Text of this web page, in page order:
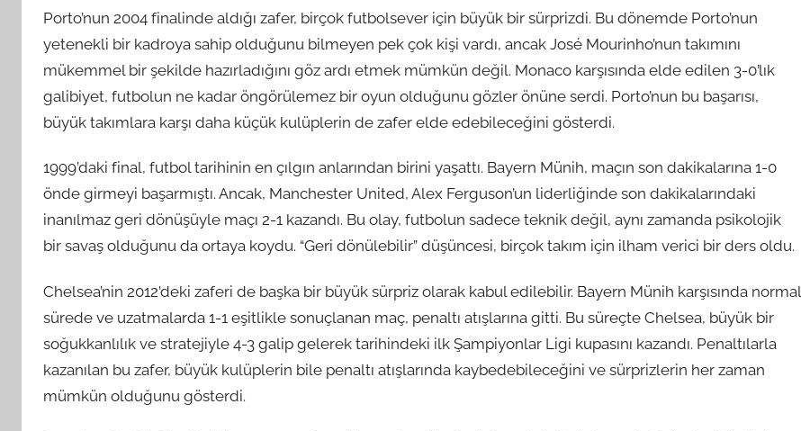
Porto’nun 2004 finalinde aldığı zafer, birçok futbolsever için büyük bir sürprizdi. Bu dönemde Porto’nun
yetenekli bir kadroya sahip olduğunu bilmeyen pek çok kişi vardı, ancak José Mourinho’nun takımını
mükemmel bir şekilde hazırladığını göz ardı etmek mümkün değil. Monaco karşısında elde edilen 3-0’lık
galibiyet, futbolun ne kadar öngörülemez bir oyun olduğunu gözler önüne serdi. Porto’nun bu başarısı,
büyük takımlara karşı daha küçük kulüplerin de zafer elde edebileceğini gösterdi.
1999’daki final, futbol tarihinin en çılgın anlarından birini yaşattı. Bayern Münih, maçın son dakikalarına 1-0
önde girmeyi başarmıştı. Ancak, Manchester United, Alex Ferguson’un liderliğinde son dakikalarındaki
inanılmaz geri dönüşüyle maçı 2-1 kazandı. Bu olay, futbolun sadece teknik değil, aynı zamanda psikolojik
bir savaş olduğunu da ortaya koydu. “Geri dönülebilir” düşüncesi, birçok takım için ilham verici bir ders oldu.
Chelsea’nin 2012’deki zaferi de başka bir büyük sürpriz olarak kabul edilebilir. Bayern Münih karşısında normal
sürede ve uzatmalarda 1-1 eşitlikle sonuçlanan maç, penaltı atışlarına gitti. Bu süreçte Chelsea, büyük bir
soğukkanlılık ve stratejiyle 4-3 galip gelerek tarihindeki ilk Şampiyonlar Ligi kupasını kazandı. Penaltılarla
kazanılan bu zafer, büyük kulüplerin bile penaltı atışlarında kaybedebileceğini ve sürprizlerin her zaman
mümkün olduğunu gösterdi.